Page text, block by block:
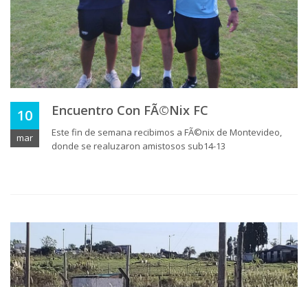
10
mar
Encuentro Con FÃ©nix FC
Este fin de semana recibimos a FÃ©nix de Montevideo,
donde se realuzaron amistosos sub14-13